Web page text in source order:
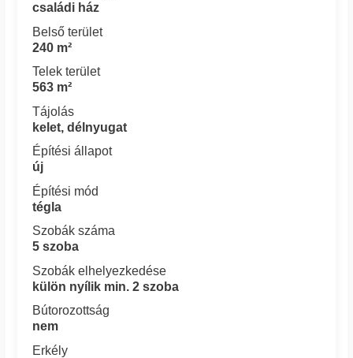
családi ház
Belső terület
240 m²
Telek terület
563 m²
Tájolás
kelet, délnyugat
Építési állapot
új
Építési mód
tégla
Szobák száma
5 szoba
Szobák elhelyezkedése
külön nyílik min. 2 szoba
Bútorozottság
nem
Erkély